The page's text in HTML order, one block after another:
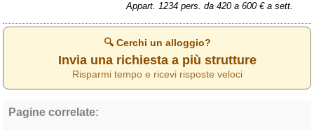
Appart. 1234 pers. da 420 a 600 € a sett.
🔍 Cerchi un alloggio?
Invia una richiesta a più strutture
Risparmi tempo e ricevi risposte veloci
Pagine correlate: